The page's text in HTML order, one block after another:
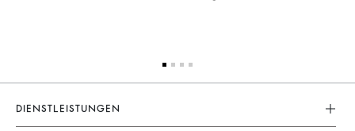
DIENSTLEISTUNGEN